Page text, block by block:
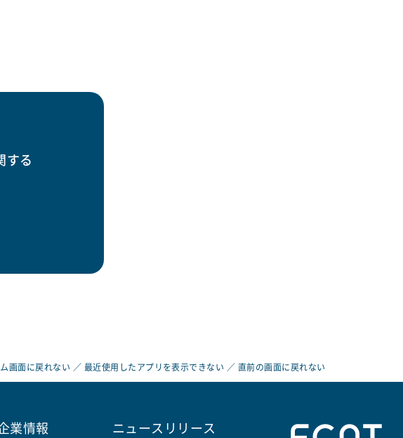
する
画面に戻れない ／ 最近使用したアプリを表示できない ／ 直前の画面に戻れない
業情報 ニュースリリース